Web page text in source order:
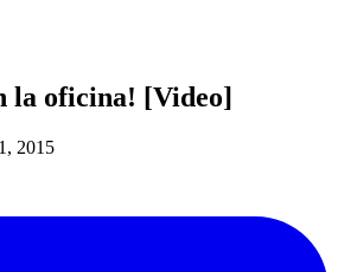
la oficina! [Video]
2015